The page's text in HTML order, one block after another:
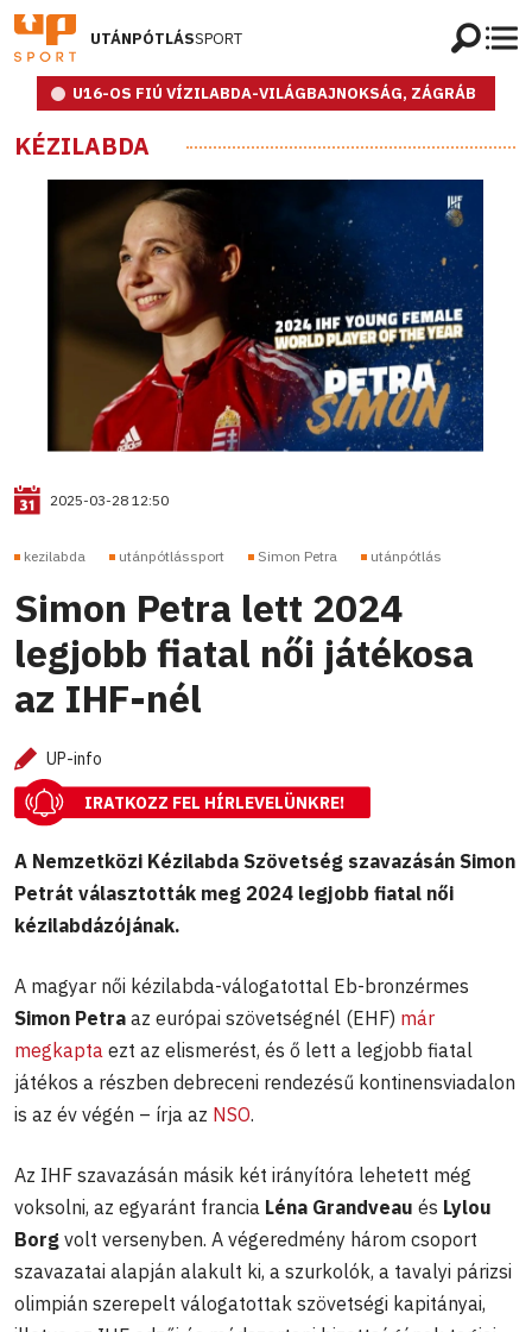
UTÁNPÓTLÁSSPORT
U16-OS FIÚ VÍZILABDA-VILÁGBAJNOKSÁG, ZÁGRÁB
KÉZILABDA
2025-03-28 12:50
kezilabda utánpótlássport Simon Petra utánpótlás
Simon Petra lett 2024
legjobb fiatal női játékosa
az IHF-nél
UP-info
IRATKOZZ FEL HÍRLEVELÜNKRE!
A Nemzetközi Kézilabda Szövetség szavazásán Simon
Petrát választották meg 2024 legjobb fiatal női
kézilabdázójának.
A magyar női kézilabda-válogatottal Eb-bronzérmes
Simon Petra az európai szövetségnél (EHF) már
megkapta ezt az elismerést, és ő lett a legjobb fiatal
játékos a részben debreceni rendezésű kontinensviadalon
is az év végén – írja az NSO.
Az IHF szavazásán másik két irányítóra lehetett még
voksolni, az egyaránt francia Léna Grandveau és Lylou
Borg volt versenyben. A végeredmény három csoport
szavazatai alapján alakult ki, a szurkolók, a tavalyi párizsi
olimpián szerepelt válogatottak szövetségi kapitányai,